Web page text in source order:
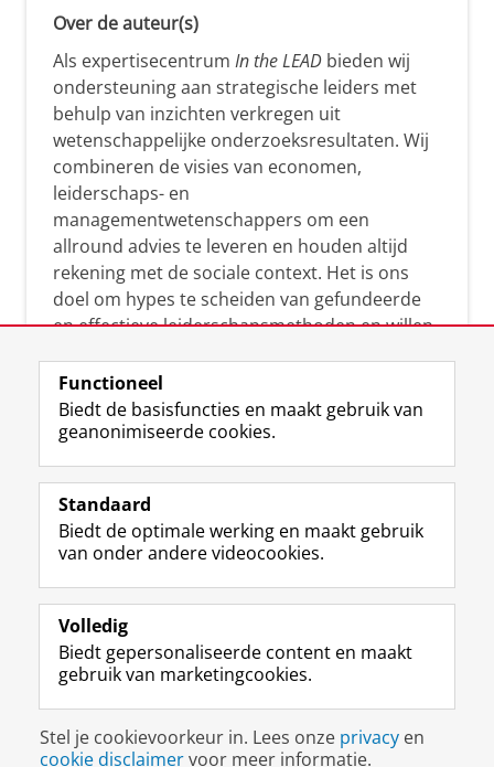
Over de auteur(s)
Als expertisecentrum In the LEAD bieden wij
ondersteuning aan strategische leiders met
behulp van inzichten verkregen uit
wetenschappelijke onderzoeksresultaten. Wij
combineren de visies van economen,
leiderschaps- en
managementwetenschappers om een
allround advies te leveren en houden altijd
rekening met de sociale context. Het is ons
doel om hypes te scheiden van gefundeerde
en effectieve leiderschapsmethoden en willen
manier te reageren op economische en
maatschappelijke kwesties. Samen tillen wij
het leiderschap in uw organisatie naar een
i
d
Disclaimer & Copyright
Inloggen
Functioneel
Biedt de basisfuncties en maakt gebruik van
geanonimiseerde cookies.
Standaard
Biedt de optimale werking en maakt gebruik
van onder andere videocookies.
Volledig
Biedt gepersonaliseerde content en maakt
gebruik van marketingcookies.
Stel je cookievoorkeur in. Lees onze privacy en
cookie disclaimervoor meer informatie.